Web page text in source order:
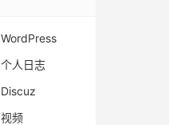
WordPress
个人日志
Discuz
视频